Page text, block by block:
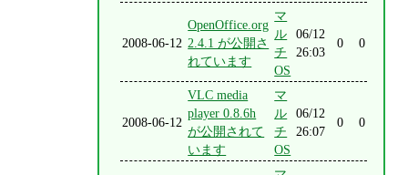
2008-06-12
OpenOffice.org
2.4.1 が公開さ
れています
マ
ル
チ
OS
06/12
26:03
0 0
2008-06-12
VLC media
player 0.8.6h
が公開されて
います
マ
ル
チ
OS
06/12
26:07
0 0